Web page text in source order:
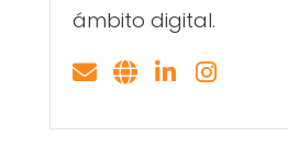
ámbito digital.